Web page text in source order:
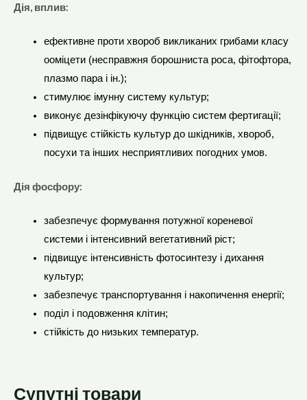
Дія, вплив:
ефективне проти хвороб викликаних грибами класу
ооміцети (несправжня борошниста роса, фітофтора,
плазмо пара і ін.);
стимулює імунну систему культур;
виконує дезінфікуючу функцію систем фертигації;
підвищує стійкість культур до шкідників, хвороб,
посухи та інших несприятливих погодних умов.
Дія фосфору:
забезпечує формування потужної кореневої
системи і інтенсивний вегетативний ріст;
підвищує інтенсивність фотосинтезу і дихання
культур;
забезпечує транспортування і накопичення енергії;
поділ і подовження клітин;
стійкість до низьких температур.
Супутні товари